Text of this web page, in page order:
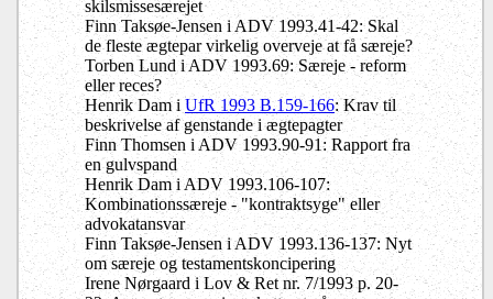
skilsmissesærejet
Finn Taksøe-Jensen i ADV 1993.41-42: Skal
de fleste ægtepar virkelig overveje at få særeje?
Torben Lund i ADV 1993.69: Særeje - reform
eller reces?
Henrik Dam i UfR 1993 B.159-166: Krav til
beskrivelse af genstande i ægtepagter
Finn Thomsen i ADV 1993.90-91: Rapport fra
en gulvspand
Henrik Dam i ADV 1993.106-107:
Kombinationssæreje - "kontraktsyge" eller
advokatansvar
Finn Taksøe-Jensen i ADV 1993.136-137: Nyt
om særeje og testamentskoncipering
Irene Nørgaard i Lov & Ret nr. 7/1993 p. 20-